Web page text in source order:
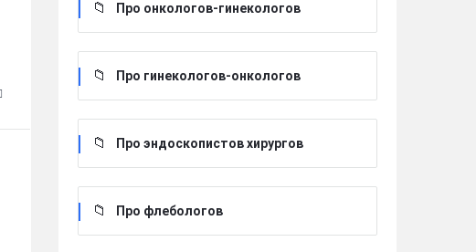
Про онкологов-гинекологов
Про гинекологов-онкологов
Про эндоскопистов хирургов
Про флебологов